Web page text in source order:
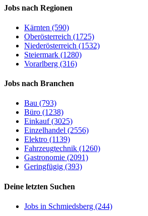
Jobs nach Regionen
Kärnten (590)
Oberösterreich (1725)
Niederösterreich (1532)
Steiermark (1280)
Vorarlberg (316)
Jobs nach Branchen
Bau (793)
Büro (1238)
Einkauf (3025)
Einzelhandel (2556)
Elektro (1139)
Fahrzeugtechnik (1260)
Gastronomie (2091)
Geringfügig (393)
Deine letzten Suchen
Jobs in Schmiedsberg (244)